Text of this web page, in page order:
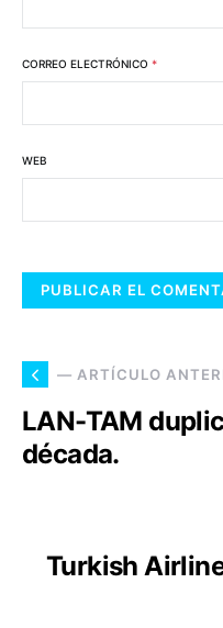
CORREO ELECTRÓNICO *
WEB
— ARTÍCULO
LAN-TAM
década.
Turkish